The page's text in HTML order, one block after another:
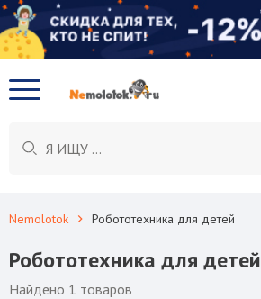
Nemolotok Робототехника для детей
Робототехника для детей
Найдено 1 товаров